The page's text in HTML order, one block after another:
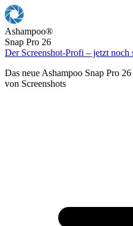
Ashampoo®
Snap Pro 26
Der Screenshot-Profi – jetzt noch
Das neue Ashampoo Snap Pro
von Screenshots